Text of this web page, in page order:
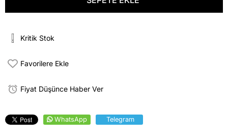
Kritik Stok
Favorilere Ekle
Fiyat Düşünce Haber Ver
WhatsApp Telegram